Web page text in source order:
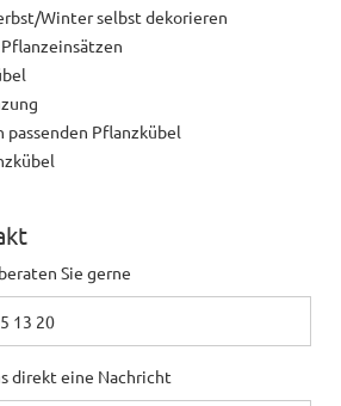
Winter selbst dekorieren
passenden Pflanzkübel
Sie gerne
13 20
direkt eine Nachricht